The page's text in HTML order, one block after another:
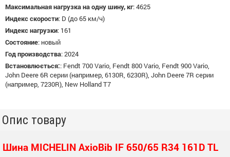
Максимальная нагрузка на одну шину, кг:4625
Индекс скорости: D (до 65 км/ч)
Индекс нагрузки: 161
Состояние: новый
Год производства:2024
Встановлюється:: Fendt 700 Vario, Fendt 800 Vario, Fendt 900 Vario,
John Deere 6R серии (например, 6130R, 6230R), John Deere 7R серии
(например, 7230R), New Holland T7
Опис товару
Шина MICHELIN AxioBib IF 650/65 R34 161D TL